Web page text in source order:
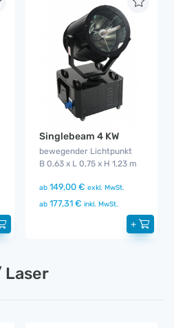
Singlebeam 4 KW
bewegender Lichtpunkt
B 0,63 x L 0,75 x H 1,23 m
ab 149,00 € exkl. MwSt.
ab 177,31 € inkl. MwSt.
+